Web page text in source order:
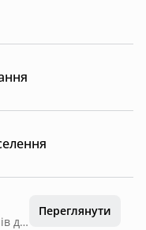
Часткове повернення: за 7 днів до дати заїзду
Переглянути